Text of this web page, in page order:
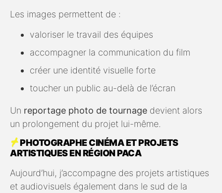
Les images permettent de :
valoriser le travail des équipes
accompagner la communication du film
créer une identité visuelle forte
toucher un public au-delà de l’écran
Un reportage photo de tournage devient alors
un prolongement du projet lui-même.
PHOTOGRAPHE CINÉMA ET PROJETS
ARTISTIQUES EN RÉGION PACA
Aujourd’hui, j’accompagne des projets artistiques
et audiovisuels également dans le sud de la